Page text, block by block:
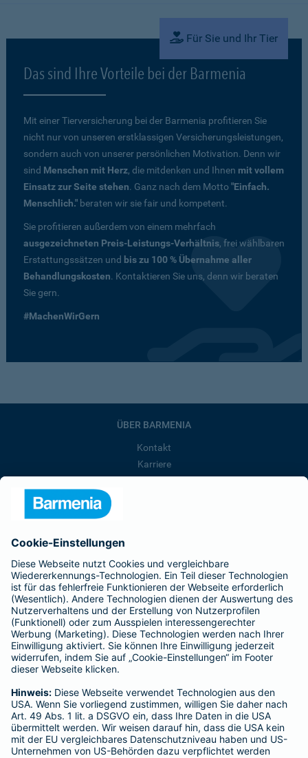
Für Sie und Ihr Tier
Das sind Ihre Vorteile bei der Barmenia
Mit einer Tierversicherung bei der Barmenia profitieren Sie
nicht nur von unseren erstklassigen Versicherungsleistungen,
sondern auch von unserer persönlichen Motivation. Denn wir
sind Menschen mit Herz, die mitdenken und Ihnen mit vollem
Einsatz zur Seite stehen. Ganz nach dem Motto"Einfach.
Menschlich." beraten wir sie fair und kompetent.
Sie profitieren außerdem von einem mehrfach
ausgezeichneten Preis-Leistungs-Verhältnis, frei wählbaren
Erstattungssätzen und bis zu 100 % Übernahme aller
Behandlungskosten. Kontaktieren Sie uns, denn wir beraten
Sie gern.
#MachenWirGern
ÜBER BARMENIA
Kontakt
Karriere
Barmenia ist Teil der BarmeniaGothaer
BELIEBTE SEITEN
Kranken-Zusatzversicherung
Tierversicherungen
Haftpflichtversicherung
Hausratversicherung
Adresse ändern
Schaden melden
Kilometerstandsmeldung
Serviceübersicht